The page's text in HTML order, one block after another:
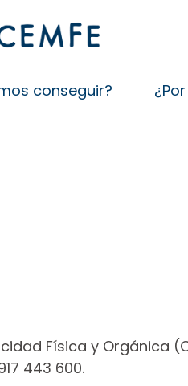
conseguir?
Física y Orgánica
443 600.